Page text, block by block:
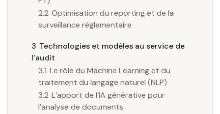
2.2 Optimisation du reporting et de la
surveillance réglementaire
3 Technologies et modèles au service de
l’audit
3.1 Le rôle du Machine Learning et du
traitement du langage naturel (NLP)
3.2 L’apport de l’IA générative pour
l’analyse de documents